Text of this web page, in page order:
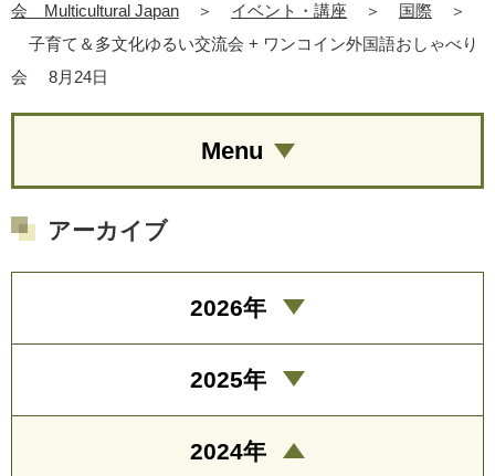
会 Multicultural Japan
＞ イベント・講座 ＞ 国際
＞
子育て＆多文化ゆるい交流会 + ワンコイン外国語おしゃべり
会 8月24日
Menu
アーカイブ
2026年
2025年
2024年